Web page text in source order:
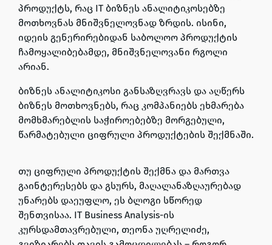
პროდუქტს, რაც IT ბიზნეს ანალიტიკოსებზე
მოთხოვნას მნიშვნელოვნად ზრდის. ისინი,
იდეის გენერირებიდან საბოლოო პროდუქტის
ჩამოყალიბებამდე, მნიშვნელოვანი რგოლი
არიან.
ბიზნეს ანალიტიკოსი განსაზღვრავს და აღწერს
ბიზნეს მოთხოვნებს, რაც კომპანიებს ეხმარება
მომხმარებლის საჭიროებებზე მორგებული,
წარმატებული ციფრული პროდუქტების შექმნაში.
თუ ციფრული პროდუქტის შექმნა და მართვა
გაინტერესებს და გსურს, მაღალანაზღაურებად
უნარებს დაეუფლო, ეს ბლოგი სწორედ
შენთვისაა. IT Business Analysis-ის
კურსდამთავრებული, თეონა უღრელიძე,